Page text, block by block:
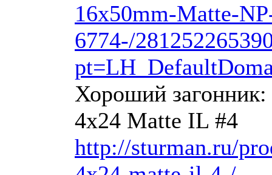
16x50mm-Matte-
6774-/
Хороший
4x24 Matte IL #4
http://sturman.ru/